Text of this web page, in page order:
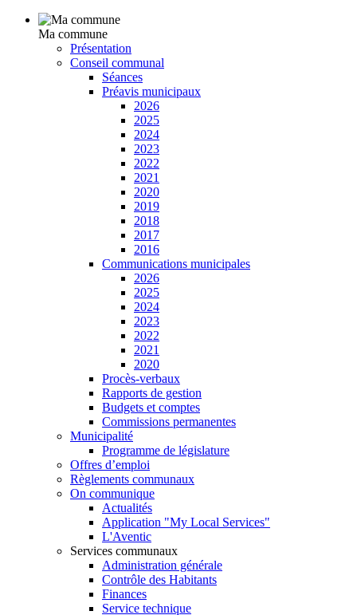
Ma commune
Présentation
Conseil communal
Séances
Préavis municipaux
2026
2025
2024
2023
2022
2021
2020
2019
2018
2017
2016
Communications municipales
2026
2025
2024
2023
2022
2021
2020
Procès-verbaux
Rapports de gestion
Budgets et comptes
Commissions permanentes
Municipalité
Programme de législature
Offres d’emploi
Règlements communaux
On communique
Actualités
Application "My Local Services"
L'Aventic
Services communaux
Administration générale
Contrôle des Habitants
Finances
Service technique